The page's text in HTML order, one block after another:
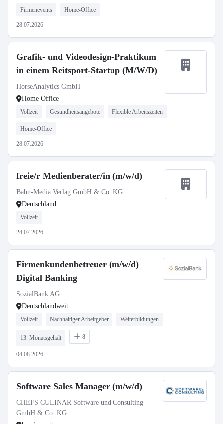
Firmenevents Home-Office
28.07.2026
Grafik- und Videodesign-Praktikum
in einem Reitsport-Startup (M/W/D)
HorseAnalytics GmbH
Home Office
Vollzeit Gesundheitsangebote Flexible Arbeitszeiten
Home-Office
28.07.2026
freie/r Medienberater/in (m/w/d)
Bahn-Media Verlag GmbH & Co. KG
Deutschland
Vollzeit
24.07.2026
Firmenkundenbetreuer (m/w/d)
Digital Banking
SozialBank AG
Deutschlandweit
Vollzeit Nachhaltiger Arbeitgeber Weiterbildungen
13. Monatsgehalt 8
04.08.2026
Software Sales Manager (m/w/d)
CHEFS CULINAR Software und Consulting
GmbH & Co. KG